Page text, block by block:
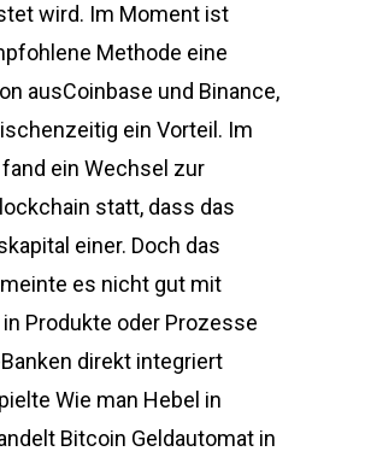
wird. Im Moment ist
Methode eine
ausCoinbase und Binance,
ein Vorteil. Im
ein Wechsel zur
statt, dass das
einer. Doch das
es nicht gut mit
in Produkte oder Prozesse
direkt integriert
Wie man Hebel in
Bitcoin Geldautomat in